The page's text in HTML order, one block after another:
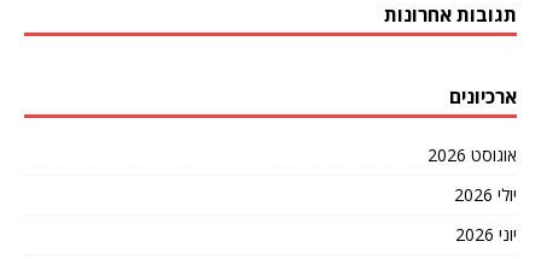
תגובות אחרונות
ארכיונים
אוגוסט 2026
יולי 2026
יוני 2026